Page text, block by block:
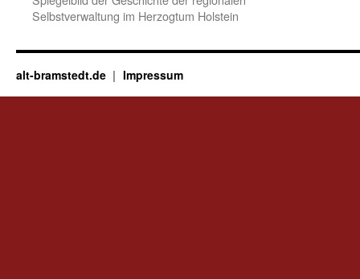
Selbstverwaltung im Herzogtum Holstein
alt-bramstedt.de Impressum